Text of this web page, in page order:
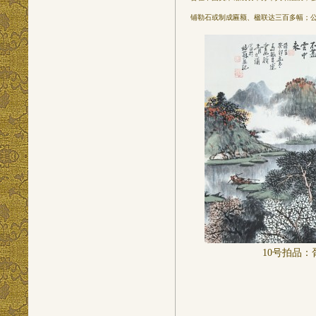
铺勒石或制成匾额、楹联达三百多幅；
10号拍品：